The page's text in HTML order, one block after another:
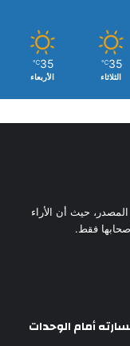
35
℃
الثلاثاء
35
℃
الأربعاء
حيث أن الأراء
فقط.
أمام الوحدات